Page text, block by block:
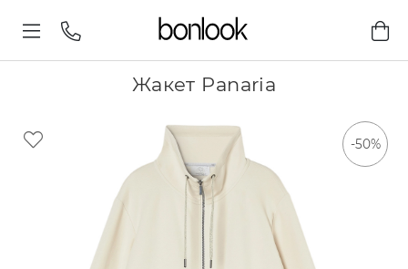
Жакет Panaria
-50%